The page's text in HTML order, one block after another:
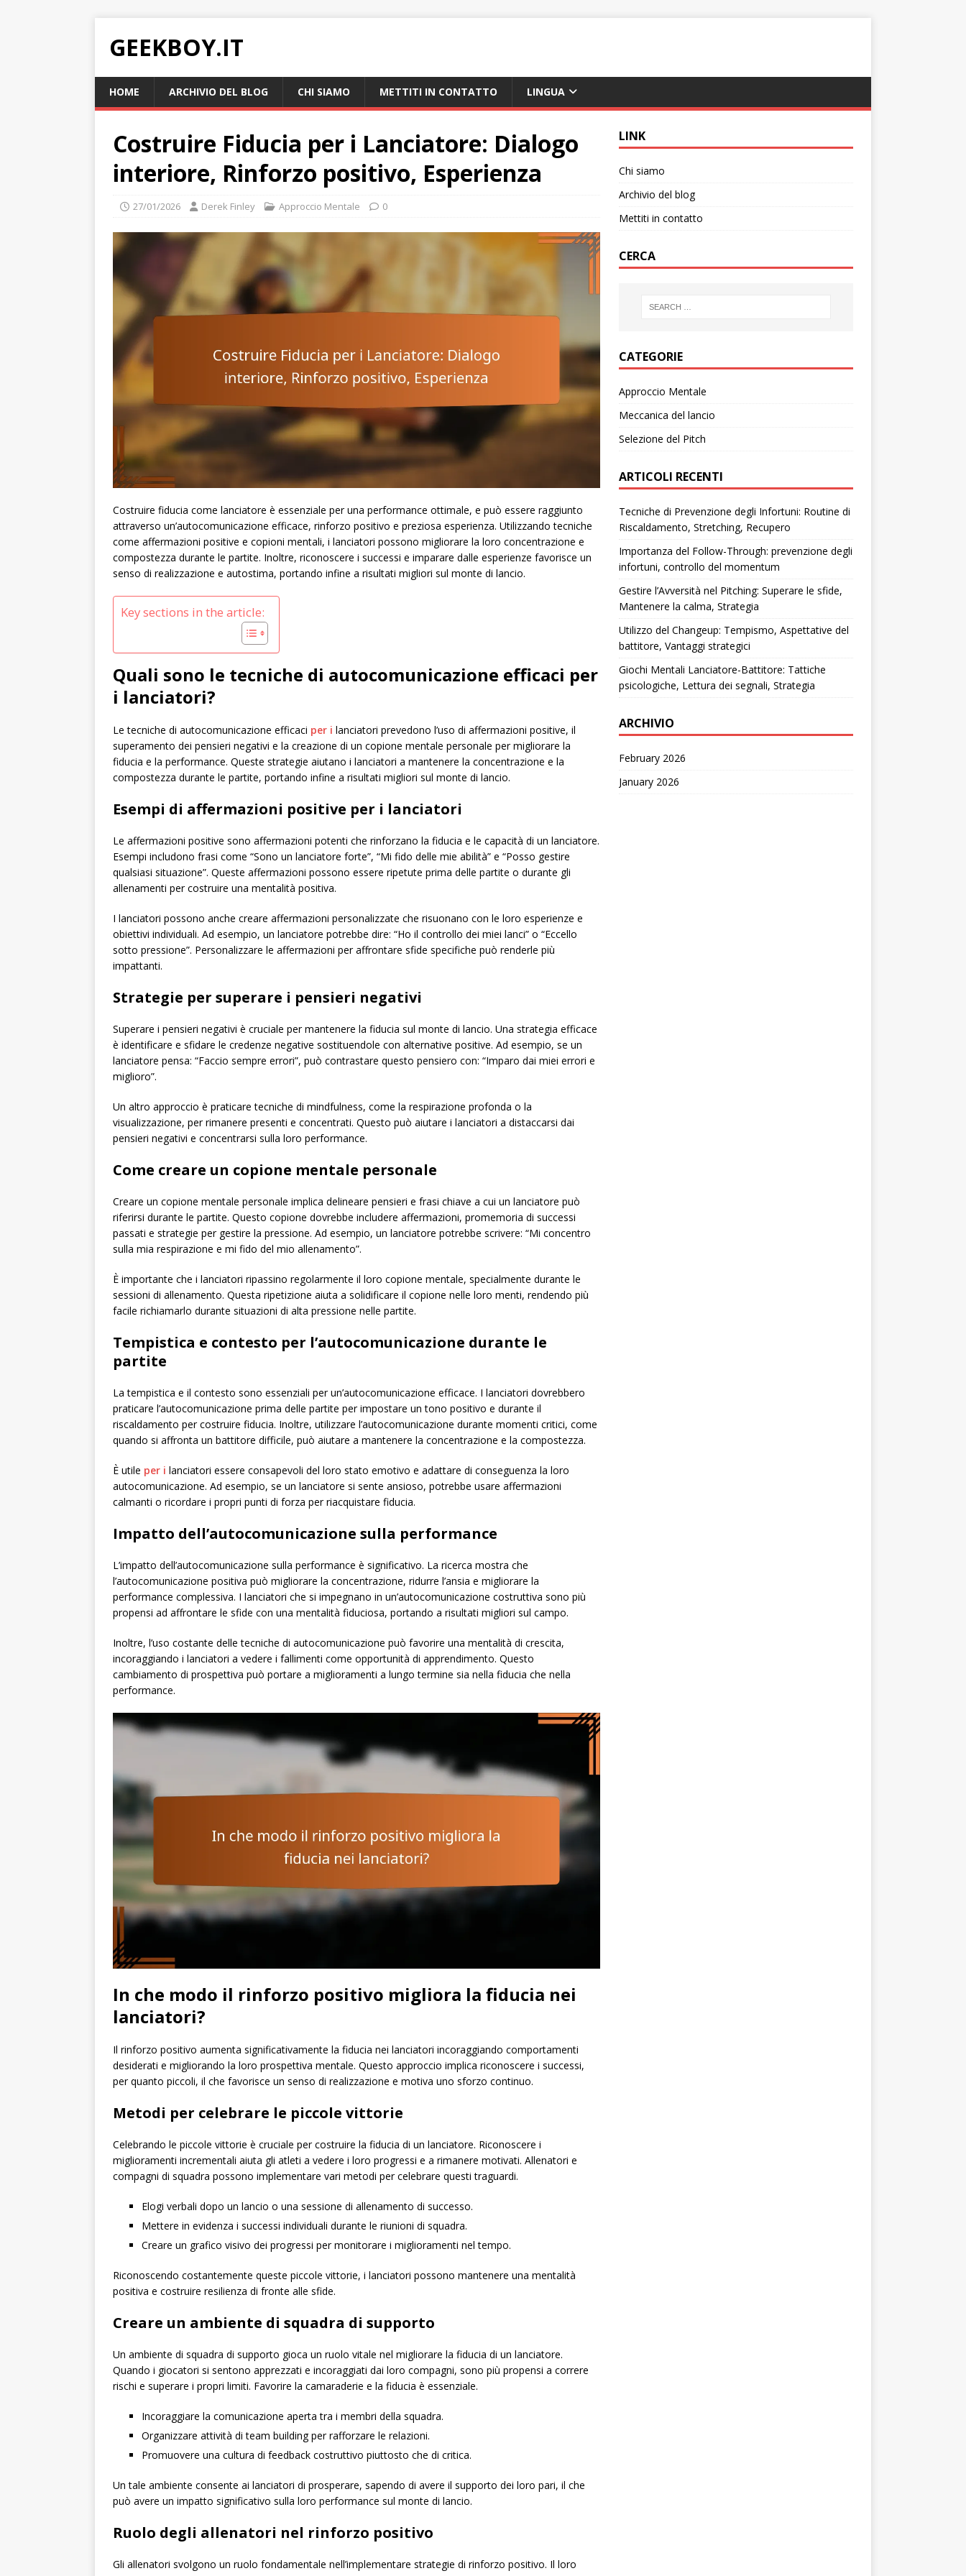
GEEKBOY.IT
HOME ARCHIVIO DEL BLOG CHI SIAMO METTITI IN CONTATTO LINGUA
Costruire Fiducia per i Lanciatore: Dialogo
interiore, Rinforzo positivo, Esperienza
27/01/2026 Derek Finley Approccio Mentale 0
Costruire fiducia come lanciatore è essenziale per una performance ottimale, e può essere raggiunto
attraverso un’autocomunicazione efficace, rinforzo positivo e preziosa esperienza. Utilizzando tecniche
come affermazioni positive e copioni mentali, i lanciatori possono migliorare la loro concentrazione e
compostezza durante le partite. Inoltre, riconoscere i successi e imparare dalle esperienze favorisce un
senso di realizzazione e autostima, portando infine a risultati migliori sul monte di lancio.
Key sections in the article:
Quali sono le tecniche di autocomunicazione efficaci per
i lanciatori?
Le tecniche di autocomunicazione efficaci per i lanciatori prevedono l’uso di affermazioni positive, il
superamento dei pensieri negativi e la creazione di un copione mentale personale per migliorare la
fiducia e la performance. Queste strategie aiutano i lanciatori a mantenere la concentrazione e la
compostezza durante le partite, portando infine a risultati migliori sul monte di lancio.
Esempi di affermazioni positive per i lanciatori
Le affermazioni positive sono affermazioni potenti che rinforzano la fiducia e le capacità di un lanciatore.
Esempi includono frasi come “Sono un lanciatore forte”, “Mi fido delle mie abilità” e “Posso gestire
qualsiasi situazione”. Queste affermazioni possono essere ripetute prima delle partite o durante gli
allenamenti per costruire una mentalità positiva.
I lanciatori possono anche creare affermazioni personalizzate che risuonano con le loro esperienze e
obiettivi individuali. Ad esempio, un lanciatore potrebbe dire: “Ho il controllo dei miei lanci” o “Eccello
sotto pressione”. Personalizzare le affermazioni per affrontare sfide specifiche può renderle più
impattanti.
Strategie per superare i pensieri negativi
Superare i pensieri negativi è cruciale per mantenere la fiducia sul monte di lancio. Una strategia efficace
è identificare e sfidare le credenze negative sostituendole con alternative positive. Ad esempio, se un
lanciatore pensa: “Faccio sempre errori”, può contrastare questo pensiero con: “Imparo dai miei errori e
miglioro”.
Un altro approccio è praticare tecniche di mindfulness, come la respirazione profonda o la
visualizzazione, per rimanere presenti e concentrati. Questo può aiutare i lanciatori a distaccarsi dai
pensieri negativi e concentrarsi sulla loro performance.
Come creare un copione mentale personale
Creare un copione mentale personale implica delineare pensieri e frasi chiave a cui un lanciatore può
riferirsi durante le partite. Questo copione dovrebbe includere affermazioni, promemoria di successi
passati e strategie per gestire la pressione. Ad esempio, un lanciatore potrebbe scrivere: “Mi concentro
sulla mia respirazione e mi fido del mio allenamento”.
È importante che i lanciatori ripassino regolarmente il loro copione mentale, specialmente durante le
sessioni di allenamento. Questa ripetizione aiuta a solidificare il copione nelle loro menti, rendendo più
facile richiamarlo durante situazioni di alta pressione nelle partite.
Tempistica e contesto per l’autocomunicazione durante le
partite
La tempistica e il contesto sono essenziali per un’autocomunicazione efficace. I lanciatori dovrebbero
praticare l’autocomunicazione prima delle partite per impostare un tono positivo e durante il
riscaldamento per costruire fiducia. Inoltre, utilizzare l’autocomunicazione durante momenti critici, come
quando si affronta un battitore difficile, può aiutare a mantenere la concentrazione e la compostezza.
È utile per i lanciatori essere consapevoli del loro stato emotivo e adattare di conseguenza la loro
autocomunicazione. Ad esempio, se un lanciatore si sente ansioso, potrebbe usare affermazioni
calmanti o ricordare i propri punti di forza per riacquistare fiducia.
Impatto dell’autocomunicazione sulla performance
L’impatto dell’autocomunicazione sulla performance è significativo. La ricerca mostra che
l’autocomunicazione positiva può migliorare la concentrazione, ridurre l’ansia e migliorare la
performance complessiva. I lanciatori che si impegnano in un’autocomunicazione costruttiva sono più
propensi ad affrontare le sfide con una mentalità fiduciosa, portando a risultati migliori sul campo.
Inoltre, l’uso costante delle tecniche di autocomunicazione può favorire una mentalità di crescita,
incoraggiando i lanciatori a vedere i fallimenti come opportunità di apprendimento. Questo
cambiamento di prospettiva può portare a miglioramenti a lungo termine sia nella fiducia che nella
performance.
In che modo il rinforzo positivo migliora la fiducia nei
lanciatori?
Il rinforzo positivo aumenta significativamente la fiducia nei lanciatori incoraggiando comportamenti
desiderati e migliorando la loro prospettiva mentale. Questo approccio implica riconoscere i successi,
per quanto piccoli, il che favorisce un senso di realizzazione e motiva uno sforzo continuo.
Metodi per celebrare le piccole vittorie
Celebrando le piccole vittorie è cruciale per costruire la fiducia di un lanciatore. Riconoscere i
miglioramenti incrementali aiuta gli atleti a vedere i loro progressi e a rimanere motivati. Allenatori e
compagni di squadra possono implementare vari metodi per celebrare questi traguardi.
Elogi verbali dopo un lancio o una sessione di allenamento di successo.
Mettere in evidenza i successi individuali durante le riunioni di squadra.
Creare un grafico visivo dei progressi per monitorare i miglioramenti nel tempo.
Riconoscendo costantemente queste piccole vittorie, i lanciatori possono mantenere una mentalità
positiva e costruire resilienza di fronte alle sfide.
Creare un ambiente di squadra di supporto
Un ambiente di squadra di supporto gioca un ruolo vitale nel migliorare la fiducia di un lanciatore.
Quando i giocatori si sentono apprezzati e incoraggiati dai loro compagni, sono più propensi a correre
rischi e superare i propri limiti. Favorire la camaraderie e la fiducia è essenziale.
Incoraggiare la comunicazione aperta tra i membri della squadra.
Organizzare attività di team building per rafforzare le relazioni.
Promuovere una cultura di feedback costruttivo piuttosto che di critica.
Un tale ambiente consente ai lanciatori di prosperare, sapendo di avere il supporto dei loro pari, il che
può avere un impatto significativo sulla loro performance sul monte di lancio.
Ruolo degli allenatori nel rinforzo positivo
Gli allenatori svolgono un ruolo fondamentale nell’implementare strategie di rinforzo positivo. Il loro
LINK
Chi siamo
Archivio del blog
Mettiti in contatto
CERCA
CATEGORIE
Approccio Mentale
Meccanica del lancio
Selezione del Pitch
ARTICOLI RECENTI
Tecniche di Prevenzione degli Infortuni: Routine di
Riscaldamento, Stretching, Recupero
Importanza del Follow-Through: prevenzione degli
infortuni, controllo del momentum
Gestire l’Avversità nel Pitching: Superare le sfide,
Mantenere la calma, Strategia
Utilizzo del Changeup: Tempismo, Aspettative del
battitore, Vantaggi strategici
Giochi Mentali Lanciatore-Battitore: Tattiche
psicologiche, Lettura dei segnali, Strategia
ARCHIVIO
February 2026
January 2026